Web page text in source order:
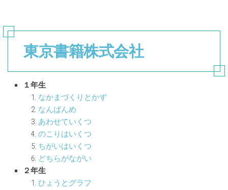
東京書籍株式会社
１年生
なかまづくりとかず
なんばんめ
あわせていくつ
のこりはいくつ
ちがいはいくつ
どちらがながい
２年生
ひょうとグラフ